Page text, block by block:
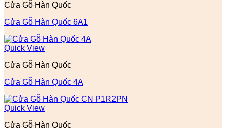
Cửa Gỗ Hàn Quốc
Cửa Gỗ Hàn Quốc 6A1
Quick View
Cửa Gỗ Hàn Quốc
Cửa Gỗ Hàn Quốc 4A
Quick View
Cửa Gỗ Hàn Quốc